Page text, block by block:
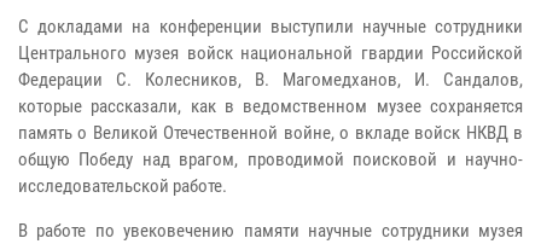
С докладами на конференции выступили научные сотрудники
Центрального музея войск национальной гвардии Российской
Федерации С. Колесников, В. Магомедханов, И. Сандалов,
которые рассказали, как в ведомственном музее сохраняется
память о Великой Отечественной войне, о вкладе войск НКВД в
общую Победу над врагом, проводимой поисковой и научно-
исследовательской работе.
В работе по увековечению памяти научные сотрудники музея